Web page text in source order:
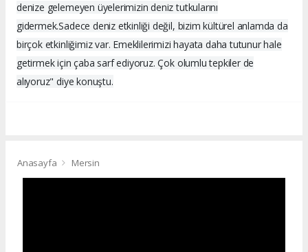
denize gelemeyen üyelerimizin deniz tutkularını
gidermek.Sadece deniz etkinliği değil, bizim kültürel anlamda da
birçok etkinliğimiz var. Emeklilerimizi hayata daha tutunur hale
getirmek için çaba sarf ediyoruz. Çok olumlu tepkiler de
alıyoruz" diye konuştu.
Anasayfa Mersin